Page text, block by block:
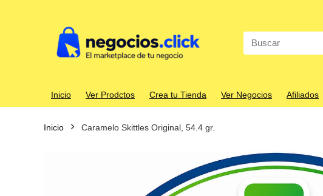
Search
for:
Inicio Ver Prodctos Crea tu Tienda Ver Negocios Afiliados
Inicio Caramelo Skittles Original, 54.4 gr.